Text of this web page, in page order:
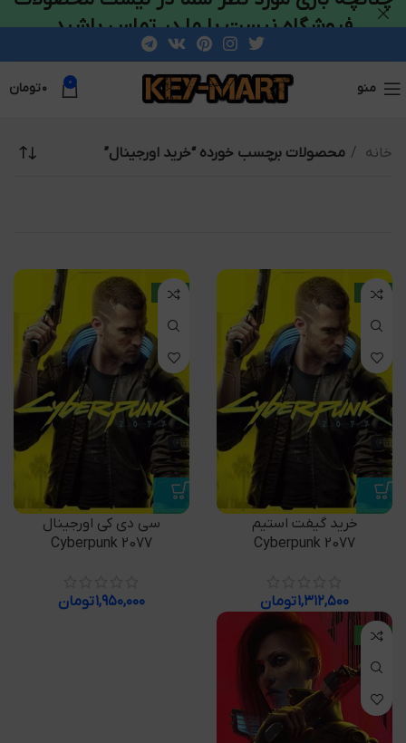
منو 0 ۰تومان
خانه محصولات برچسب خورده “خرید اورجینال”
جدید
خرید گیفت استیم
Cyberpunk 2077
۱,۳۱۲,۵۰۰تومان
جدید
سی دی کی اورجینال
Cyberpunk 2077
۱,۹۵۰,۰۰۰تومان
جدید
فروشگاه نیست با ما در تماس باشید